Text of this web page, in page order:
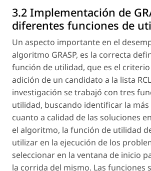
3.2 Implementación de
diferentes funciones de
Un aspecto importante en el
algoritmo GRASP, es la correcta
función de utilidad, que es el
adición de un candidato a la lista
investigación se trabajó con tres
utilidad, buscando identificar la
cuanto a calidad de las soluciones
el algoritmo, la función de utilidad de
utilizar en la ejecución de los
seleccionar en la ventana de inicio
la corrida del mismo. Las funciones